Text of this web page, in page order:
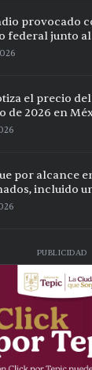
provocado
federal junto
el precio
de 2026 en
por alcance
incluido
PUBLICIDAD